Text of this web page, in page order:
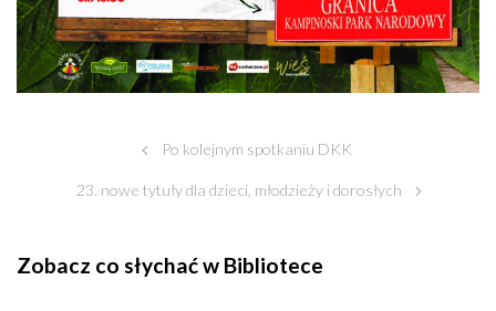
Po kolejnym spotkaniu DKK
23. nowe tytuły dla dzieci, młodzieży i dorosłych
Zobacz co słychać w Bibliotece